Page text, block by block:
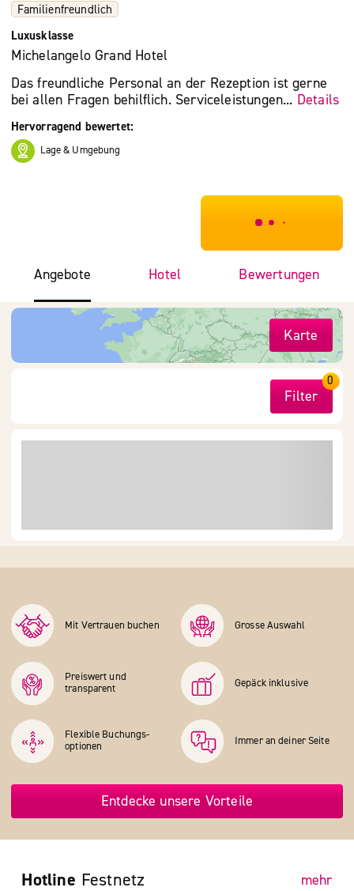
Familienfreundlich
Luxusklasse
Michelangelo Grand Hotel
Das freundliche Personal an der Rezeption ist gerne
bei allen Fragen behilflich. Serviceleistungen... Details
Hervorragend bewertet:
Lage & Umgebung
***************
Angebote Hotel Bewertungen
Karte
Filter
0
Mit Vertrauen buchen Grosse Auswahl
Preiswert und
transparent
Gepäck inklusive
Flexible Buchungs­
optionen
Immer an deiner Seite
Entdecke unsere Vorteile
Hotline Festnetz mehr